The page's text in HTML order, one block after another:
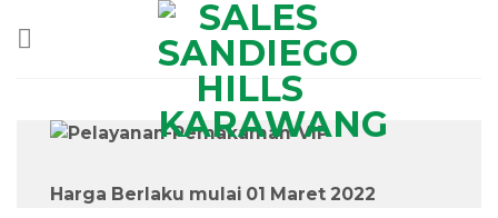
Harga Berlaku mulai 01 Maret 2022